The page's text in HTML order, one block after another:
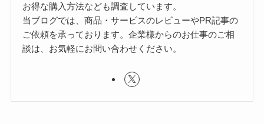
お得な購入方法なども調査しています。
当ブログでは、商品・サービスのレビューやPR記事の
ご依頼を承っております。企業様からのお仕事のご相
談は、お気軽にお問い合わせください。